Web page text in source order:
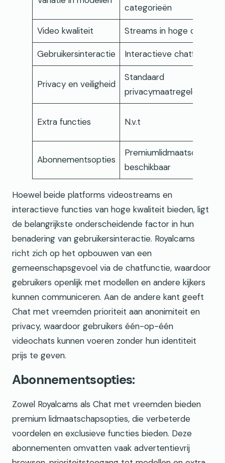
categorieën
Video kwaliteit Streams in hoge definitie
Gebruikersinteractie Interactieve chatfunctie
Privacy en veiligheid
Standaard
privacymaatregelen
Extra functies N.v.t
Abonnementsopties
Premiumlidmaatschappen
beschikbaar
Hoewel beide platforms videostreams en
interactieve functies van hoge kwaliteit bieden, ligt
de belangrijkste onderscheidende factor in hun
benadering van gebruikersinteractie. Royalcams
richt zich op het opbouwen van een
gemeenschapsgevoel via de chatfunctie, waardoor
gebruikers openlijk met modellen en andere kijkers
kunnen communiceren. Aan de andere kant geeft
Chat met vreemden prioriteit aan anonimiteit en
privacy, waardoor gebruikers één-op-één
videochats kunnen voeren zonder hun identiteit
prijs te geven.
Abonnementsopties:
Zowel Royalcams als Chat met vreemden bieden
premium lidmaatschapsopties, die verbeterde
voordelen en exclusieve functies bieden. Deze
abonnementen omvatten vaak advertentievrij